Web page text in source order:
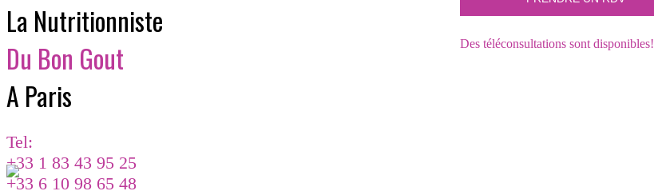
La Nutritionniste
Du Bon Gout
A Paris
Tel:
+33 1 83 43 95 25
+33 6 10 98 65 48
Des téléconsultations sont disponibles!